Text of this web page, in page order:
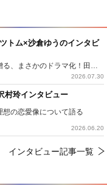
トム×沙倉ゆうのインタビ
『侍タイムスリッパー』ファンに贈る、まさかのドラマ化！田村ツトム×沙倉ゆうのが語る『心配無用ノ介』撮影秘話
2026.07.30
村玲インタビュー
の恋愛像について語る
2026.06.20
インタビュー記事一覧